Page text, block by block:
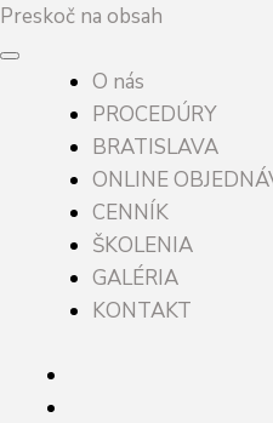
Preskoč na obsah
O nás
PROCEDÚRY
BRATISLAVA
ONLINE
CENNÍK
ŠKOLENIA
GALÉRIA
KONTAKT